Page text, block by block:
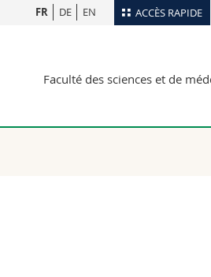
ACCÈS RAPIDE
Plan d'accès
Webmail
FR DE EN
Faculté des sciences et de